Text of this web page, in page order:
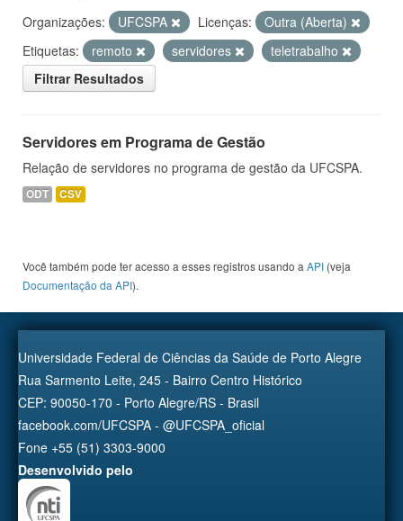
Organizações: UFCSPA Licenças:
Outra (Aberta)
Etiquetas:
remoto servidores
teletrabalho
Filtrar Resultados
Servidores em Programa de Gestão
Relação de servidores no programa de gestão da UFCSPA.
ODT CSV
Você também pode ter acesso a esses registros usando a API (veja
Documentação da API).
Universidade Federal de Ciências da Saúde de Porto Alegre
Rua Sarmento Leite, 245 - Bairro Centro Histórico
CEP: 90050-170 - Porto Alegre/RS - Brasil
facebook.com/UFCSPA - @UFCSPA_oficial
Fone +55 (51) 3303-9000
Desenvolvido pelo